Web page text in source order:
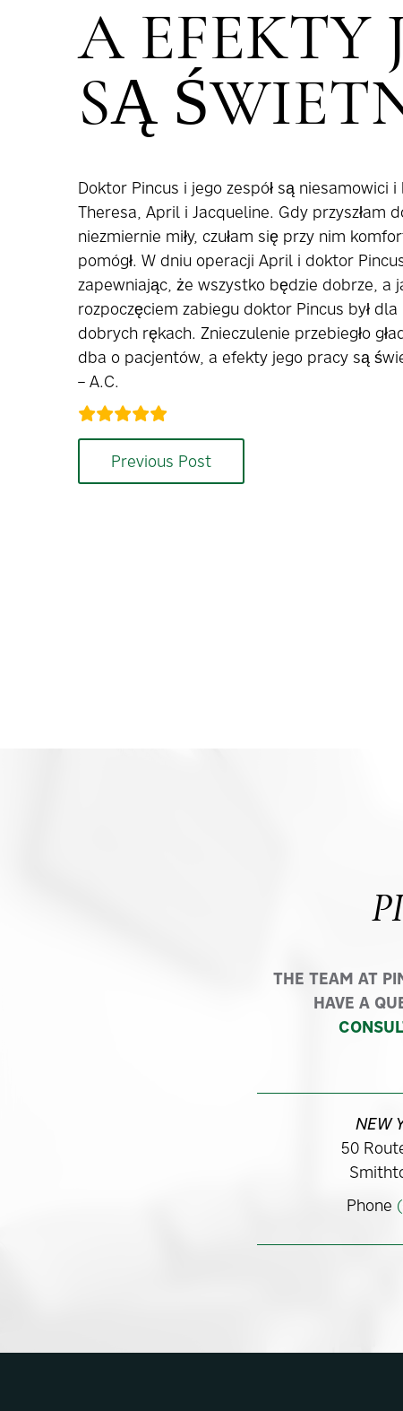
A EFEKTY
SĄ
Doktor Pincus i jego zespół są niesamowici
Theresa, April i Jacqueline. Gdy przyszłam
niezmiernie miły, czułam się przy nim
pomógł. W dniu operacji April i doktor
zapewniając, że wszystko będzie dobrze, a
rozpoczęciem zabiegu doktor Pincus był
dobrych rękach. Znieczulenie przebiegło
dba o pacjentów, a efekty jego pracy są
– A.C.
Previous Post
THE TEAM AT
HAVE A
NEW
50
Phone